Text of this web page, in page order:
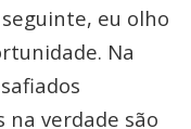
eu olho
Na
na verdade são